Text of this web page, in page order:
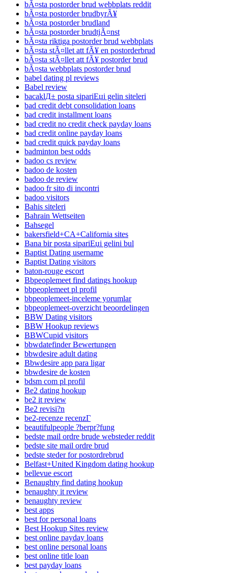
bÃ¤sta postorder brud webbplats reddit
bÃ¤sta postorder brudbyrÃ¥
bÃ¤sta postorder brudland
bÃ¤sta postorder brudtjÃ¤nst
bÃ¤sta riktiga postorder brud webbplats
bÃ¤sta stÃ¤llet att fÃ¥ en postorderbrud
bÃ¤sta stÃ¤llet att fÃ¥ postorder brud
bÃ¤sta webbplats postorder brud
babel dating pl reviews
Babel review
bacaklД± posta sipariЕџi gelin siteleri
bad credit debt consolidation loans
bad credit installment loans
bad credit no credit check payday loans
bad credit online payday loans
bad credit quick payday loans
badminton best odds
badoo cs review
badoo de kosten
badoo de review
badoo fr sito di incontri
badoo visitors
Bahis siteleri
Bahrain Wettseiten
Bahsegel
bakersfield+CA+California sites
Bana bir posta sipariЕџi gelini bul
Baptist Dating username
Baptist Dating visitors
baton-rouge escort
Bbpeoplemeet find datings hookup
bbpeoplemeet pl profil
bbpeoplemeet-inceleme yorumlar
bbpeoplemeet-overzicht beoordelingen
BBW Dating visitors
BBW Hookup reviews
BBWCupid visitors
bbwdatefinder Bewertungen
bbwdesire adult dating
Bbwdesire app para ligar
bbwdesire de kosten
bdsm com pl profil
Be2 dating hookup
be2 it review
Be2 revisi?n
be2-recenze recenzГ­
beautifulpeople ?berpr?fung
bedste mail ordre brude websteder reddit
bedste site mail ordre brud
bedste steder for postordrebrud
Belfast+United Kingdom dating hookup
bellevue escort
Benaughty find dating hookup
benaughty it review
benaughty review
best apps
best for personal loans
Best Hookup Sites review
best online payday loans
best online personal loans
best online title loan
best payday loans